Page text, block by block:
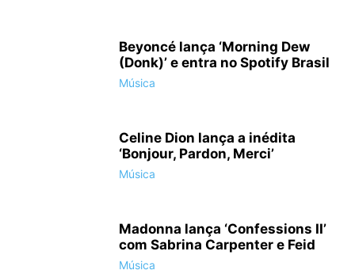
Beyoncé lança ‘Morning Dew
(Donk)’ e entra no Spotify Brasil
Música
Celine Dion lança a inédita
‘Bonjour, Pardon, Merci’
Música
Madonna lança ‘Confessions II’
com Sabrina Carpenter e Feid
Música